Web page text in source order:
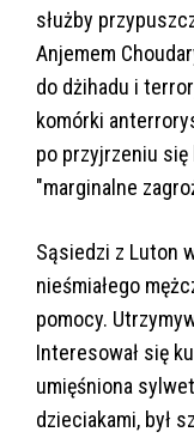
służby
Anjemem
do dżihadu i
komórki
po przyjrzeniu się
"marginalne
Sąsiedzi z Luton
nieśmiałego
pomocy.
Interesował się
umięśniona
dzieciakami, był